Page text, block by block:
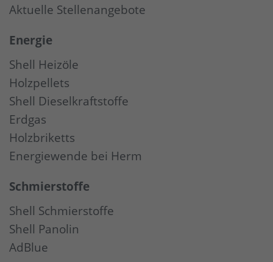
Aktuelle Stellenangebote
Energie
Shell Heizöle
Holzpellets
Shell Dieselkraftstoffe
Erdgas
Holzbriketts
Energiewende bei Herm
Schmierstoffe
Shell Schmierstoffe
Shell Panolin
AdBlue